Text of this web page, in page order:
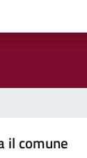
il comune